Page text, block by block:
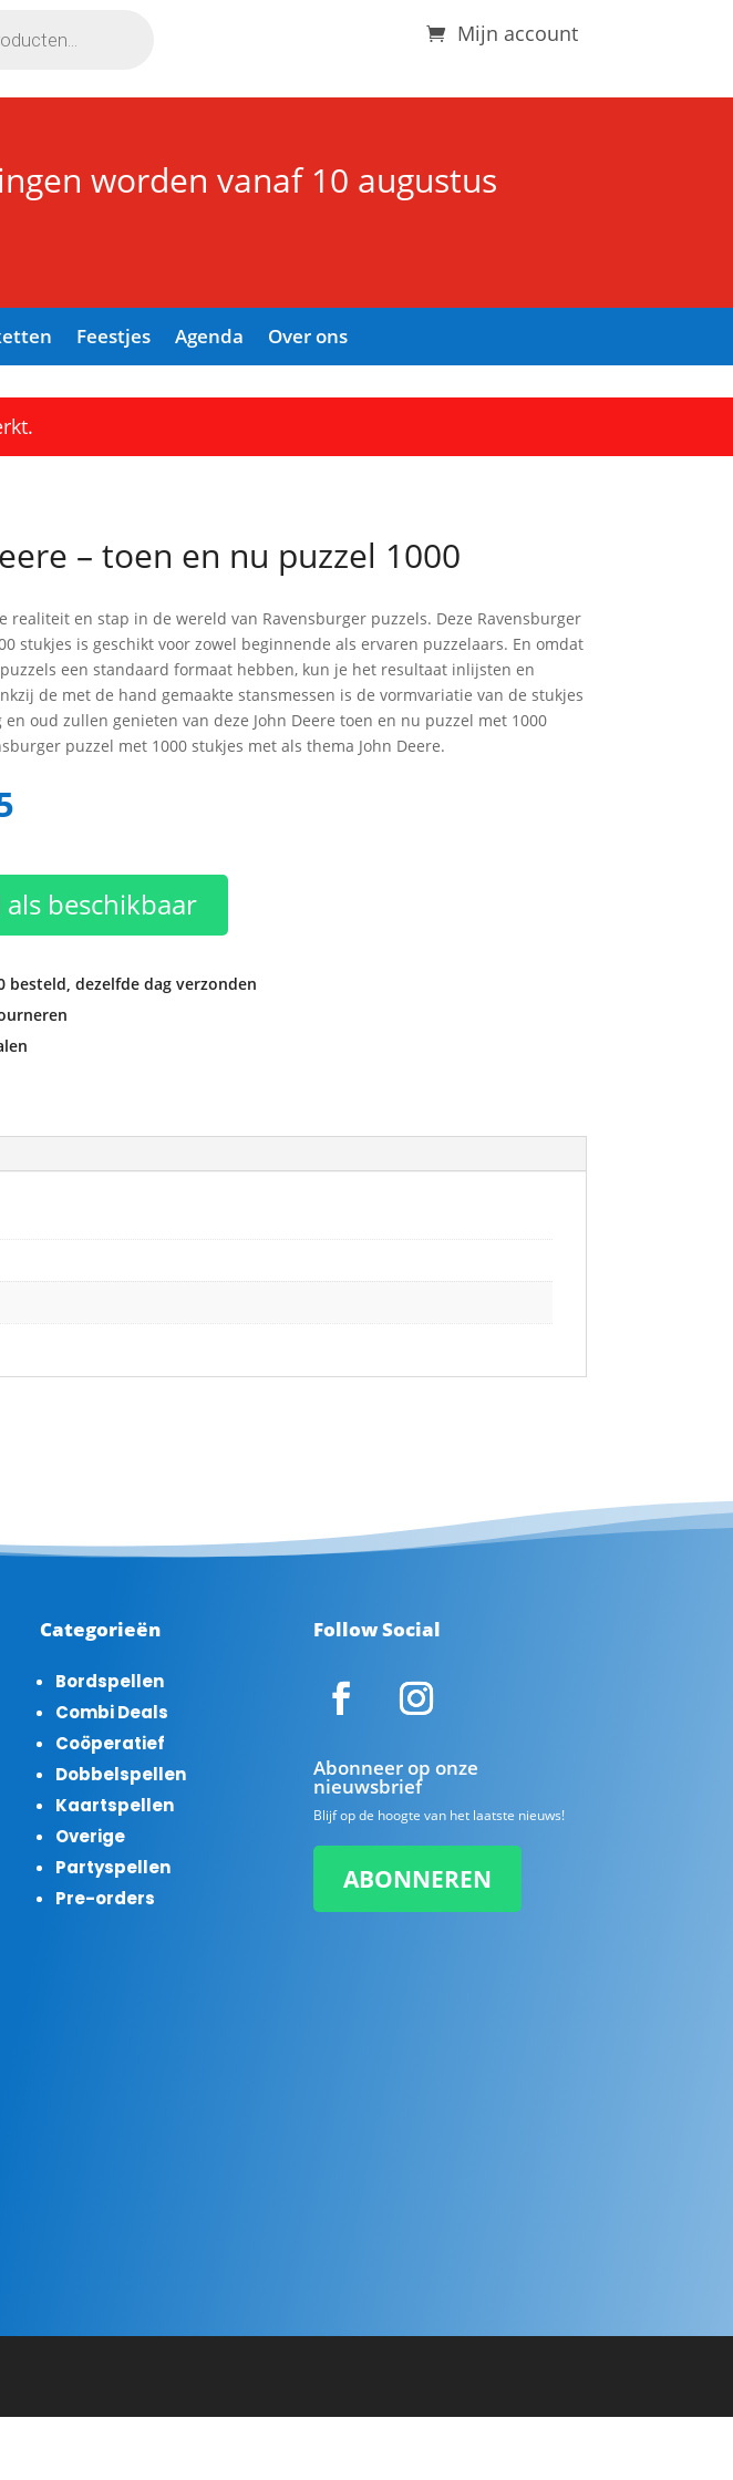
Mijn account
worden vanaf 10 augustus
Feestjes Agenda Over ons
– toen en nu puzzel 1000
realiteit en stap in de wereld van Ravensburger puzzels. Deze Ravensburger
stukjes is geschikt voor zowel beginnende als ervaren puzzelaars. En omdat
een standaard formaat hebben, kun je het resultaat inlijsten en
de met de hand gemaakte stansmessen is de vormvariatie van de stukjes
en oud zullen genieten van deze John Deere toen en nu puzzel met 1000
puzzel met 1000 stukjes met als thema John Deere.
als beschikbaar
besteld, dezelfde dag verzonden
Categorieën
Bordspellen
Combi Deals
Coöperatief
Dobbelspellen
Kaartspellen
Overige
Partyspellen
Pre-orders
Follow Social
Abonneer op onze
nieuwsbrief
Blijf op de hoogte van het laatste nieuws!
ABONNEREN